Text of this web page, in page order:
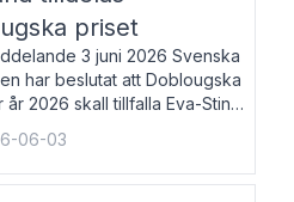
priset
3 juni 2026 Svenska
har beslutat att Doblougska
år 2026 skall tillfalla Eva-Stina
Magnus Dahlström, Matias
samt Espen Stueland.
är 200 000 svenska
06-03